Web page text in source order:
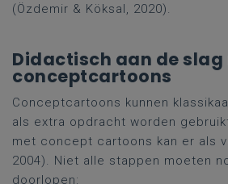
(Özdemir & Köksal, 2020).
Didactisch aan de slag
conceptcartoons
Conceptcartoons kunnen
als extra opdracht worden
met concept cartoons kan er als
2004). Niet alle stappen moeten
doorlopen: